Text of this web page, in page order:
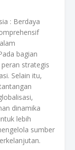
: Berdaya
bagian
strategis
Selain itu,
dinamika
lebih
sumber